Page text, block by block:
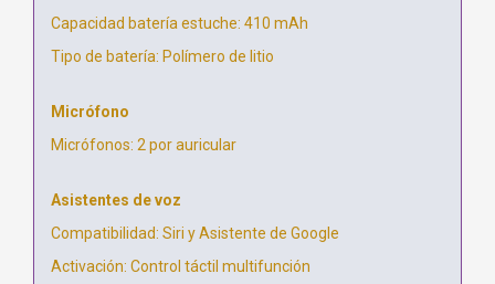
Capacidad batería estuche: 410 mAh
Tipo de batería: Polímero de litio
Micrófono
Micrófonos: 2 por auricular
Asistentes de voz
Compatibilidad: Siri y Asistente de Google
Activación: Control táctil multifunción